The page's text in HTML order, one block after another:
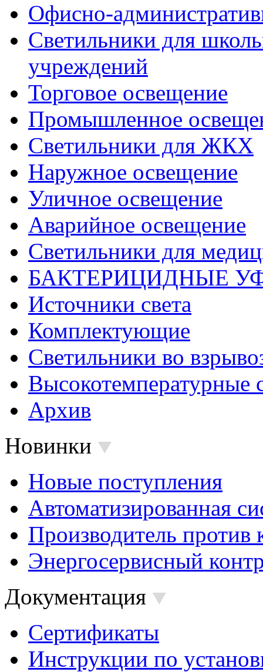
Офисно-
Светильники для
учреждений
Торговое освещение
Промышленное
Светильники для ЖКХ
Наружное освещение
Уличное освещение
Аварийное освещение
Светильники для
БАКТЕРИЦИДНЫЕ
Источники света
Комплектующие
Светильники во
Высокотемпературные
Архив
Новинки
Новые поступления
Автоматизированная
Производитель против
Энергосервисный
Документация
Сертификаты
Инструкции по